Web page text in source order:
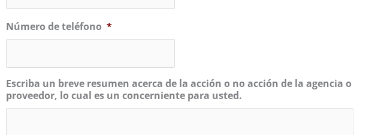
Número de teléfono *
Escriba un breve resumen acerca de la acción o no acción de la agencia o
proveedor, lo cual es un concerniente para usted.